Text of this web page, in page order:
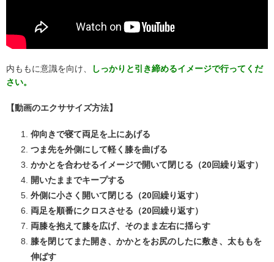
内ももに意識を向け、
しっかりと引き締めるイメージで行ってくだ
さい。
【動画のエクササイズ方法】
仰向きで寝て両足を上にあげる
つま先を外側にして軽く膝を曲げる
かかとを合わせるイメージで開いて閉じる（20回繰り返す）
開いたままでキープする
外側に小さく開いて閉じる（20回繰り返す）
両足を順番にクロスさせる（20回繰り返す）
両膝を抱えて膝を広げ、そのまま左右に揺らす
膝を閉じてまた開き、かかとをお尻のしたに敷き、太ももを
伸ばす